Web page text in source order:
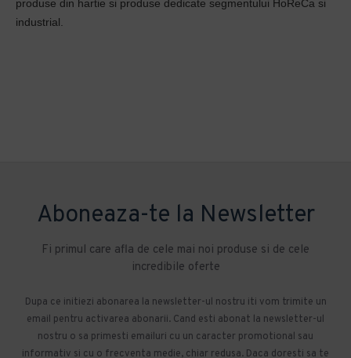
produse din hartie si produse dedicate segmentului HoReCa si
industrial.
Aboneaza-te la Newsletter
Fi primul care afla de cele mai noi produse si de cele
incredibile oferte
Dupa ce initiezi abonarea la newsletter-ul nostru iti vom trimite un
email pentru activarea abonarii. Cand esti abonat la newsletter-ul
nostru o sa primesti emailuri cu un caracter promotional sau
informativ si cu o frecventa medie, chiar redusa. Daca doresti sa te